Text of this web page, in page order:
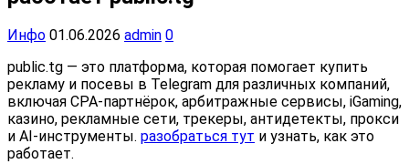
Инфо 01.06.2026 admin 0
public.tg — это платформа, которая помогает купить
рекламу и посевы в Telegram для различных компаний,
включая CPA-партнёрок, арбитражные сервисы, iGaming,
казино, рекламные сети, трекеры, антидетекты, прокси
и AI-инструменты. разобраться тут и узнать, как это
работает.